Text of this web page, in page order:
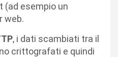
(ad esempio un
web.
, i dati scambiati tra il
crittografati e quindi